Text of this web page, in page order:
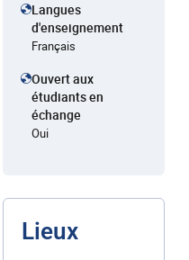
Langues
d'enseignement
Français
Ouvert aux
étudiants en
échange
Oui
Lieux